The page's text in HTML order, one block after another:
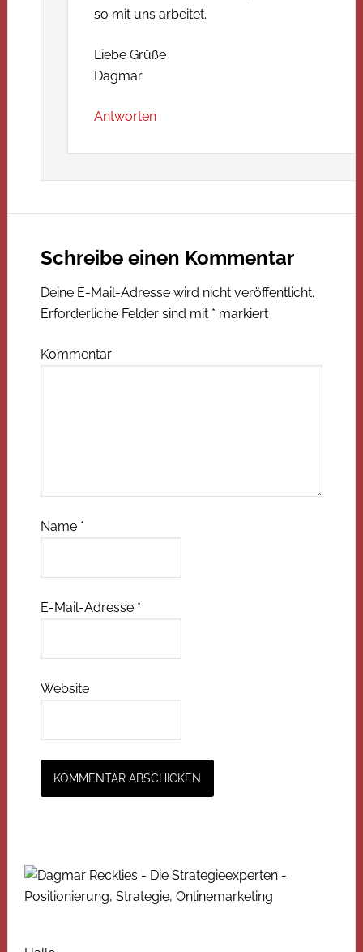
so mit uns arbeitet.
Liebe Grüße
Dagmar
Antworten
Schreibe einen Kommentar
Deine E-Mail-Adresse wird nicht veröffentlicht.
Erforderliche Felder sind mit * markiert
Kommentar
Name *
E-Mail-Adresse *
Website